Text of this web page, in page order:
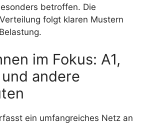
betroffen. Die
folgt klaren Mustern
im Fokus: A1,
andere
ein umfangreiches Netz an